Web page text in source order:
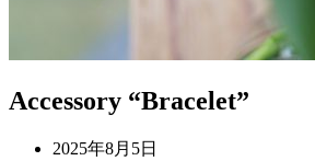
Accessory “Bracelet”
2025年8月5日